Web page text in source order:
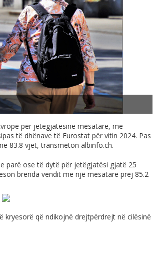
për jetëgjatësinë mesatare, me
të dhënave të Eurostat për vitin 2024. Pas
83.8 vjet, transmeton albinfo.ch.
parë ose të dytë për jetëgjatësi gjatë 25
brenda vendit me një mesatare prej 85.2
kryesorë që ndikojnë drejtpërdrejt në cilësinë